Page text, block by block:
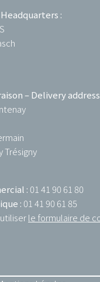
:
– Delivery address
Trésigny
: 01 41 90 61 80
: 01 41 90 61 85
le formulaire de